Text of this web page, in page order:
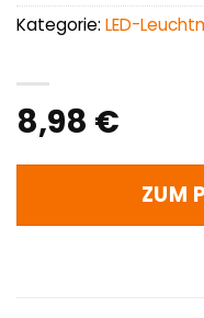
8,98 €
ZUM
Kategorie: LED-